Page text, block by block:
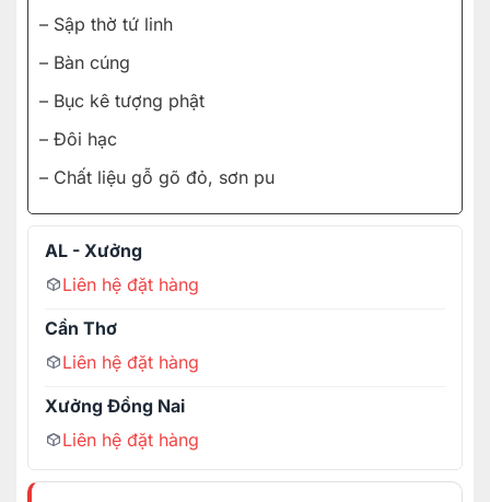
– Sập thờ tứ linh
– Bàn cúng
– Bục kê tượng phật
– Đôi hạc
– Chất liệu gỗ gõ đỏ, sơn pu
AL - Xưởng
Liên hệ đặt hàng
Cần Thơ
Liên hệ đặt hàng
Xưởng Đồng Nai
Liên hệ đặt hàng